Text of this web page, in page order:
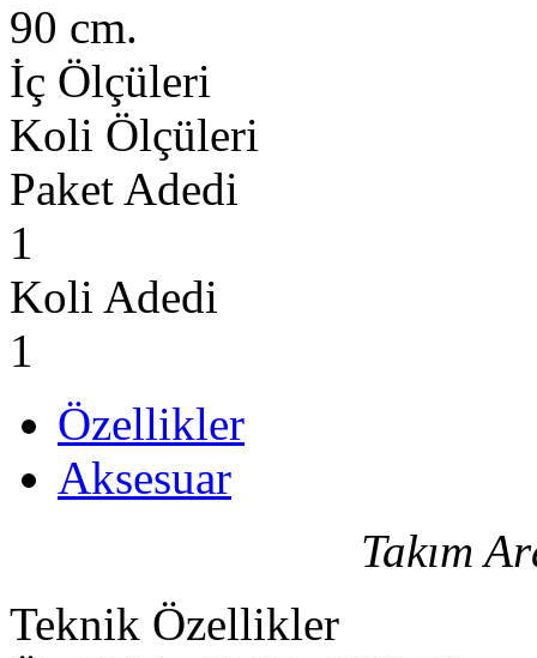
90 cm.
İç Ölçüleri
Koli Ölçüleri
Paket Adedi
1
Koli Adedi
1
Özellikler
Aksesuar
Takım
Teknik Özellikler